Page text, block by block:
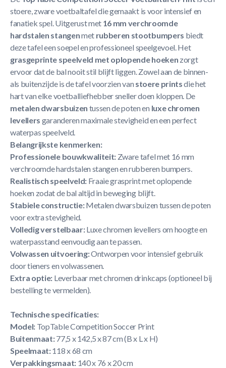
stoere, zware voetbaltafel die gemaakt is voor intensief en
fanatiek spel. Uitgerust met 16 mm verchroomde
hardstalen stangenmet rubberen stootbumpers biedt
deze tafel een soepel en professioneel speelgevoel. Het
grasgeprinte speelveld met oplopende hoeken zorgt
ervoor dat de bal nooit stil blijft liggen. Zowel aan de binnen-
als buitenzijde is de tafel voorzien van stoere printsdie het
hart van elke voetballiefhebber sneller doen kloppen. De
metalen dwarsbuizen tussen de poten en luxe chromen
levellers garanderen maximale stevigheid en een perfect
waterpas speelveld.
Belangrijkste kenmerken:
Professionele bouwkwaliteit: Zware tafel met 16 mm
verchroomde hardstalen stangen en rubberen bumpers.
Realistisch speelveld:Fraaie grasprint met oplopende
hoeken zodat de bal altijd in beweging blijft.
Stabiele constructie:Metalen dwarsbuizen tussen de poten
voor extra stevigheid.
Volledig verstelbaar:Luxe chromen levellers om hoogte en
waterpasstand eenvoudig aan te passen.
Volwassen uitvoering:Ontworpen voor intensief gebruik
door tieners en volwassenen.
Extra optie: Leverbaar met chromen drinkcaps (optioneel bij
bestelling te vermelden).
Technische specificaties:
Model: TopTable Competition Soccer Print
Buitenmaat:77,5 x 142,5 x 87 cm (B x L x H)
Speelmaat:118 x 68 cm
Verpakkingsmaat:140 x 76 x 20 cm